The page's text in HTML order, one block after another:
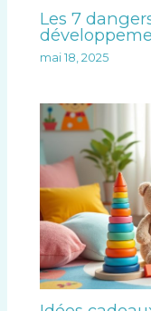
Les 7
mai 18, 2025